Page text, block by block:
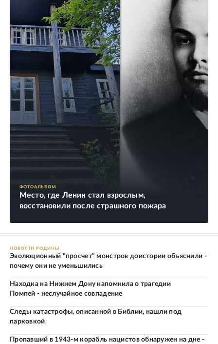
ФОТОАЛЬБОМ
Место, где Ленин стал взрослым,
восстановили после страшного пожара
НОВОСТИ РОДИНЫ
Эволюционный "просчет" монстров доистории объяснили -
почему они не уменьшились
Находка на Нижнем Дону напомнила о трагедии
Помпей - неслучайное совпадение
Следы катастрофы, описанной в Библии, нашли под
парковкой
Пропавший в 1943-м корабль нацистов обнаружен на дне -